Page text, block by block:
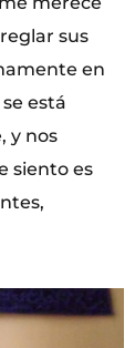
sus
en
está
y nos
siento es